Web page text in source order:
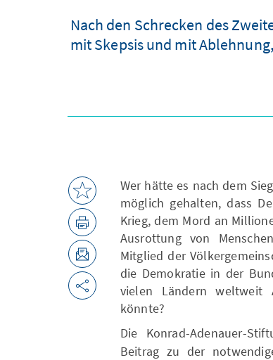
Nach den Schrecken des
mit Skepsis und mit
Wer hätte es nach dem
möglich gehalten, dass
Krieg, dem Mord an
Ausrottung von
Mitglied der
die Demokratie in der
vielen Ländern weltweit
könnte?
Die Konrad-Adenauer-
Beitrag zu der